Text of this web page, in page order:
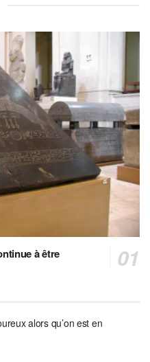
à être
alors qu’on est en